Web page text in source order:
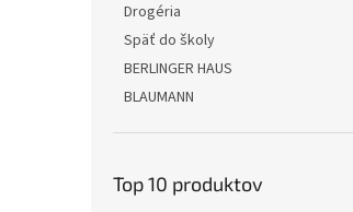
Drogéria
Späť do školy
BERLINGER HAUS
BLAUMANN
Top 10 produktov